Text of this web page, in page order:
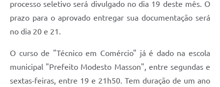
processo seletivo será divulgado no dia 19 deste mês. O
prazo para o aprovado entregar sua documentação será
no dia 20 e 21.
O curso de "Técnico em Comércio" já é dado na escola
municipal "Prefeito Modesto Masson", entre segundas e
sextas-feiras, entre 19 e 21h50. Tem duração de um ano